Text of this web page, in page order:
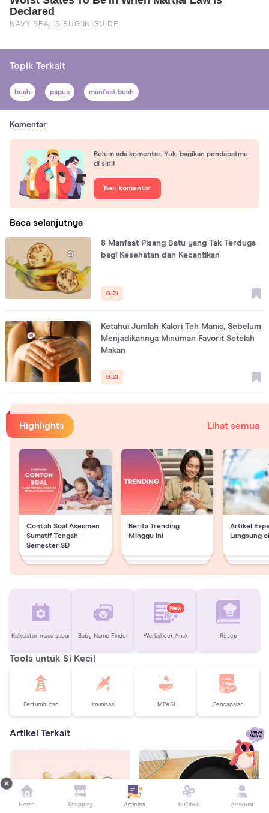
Topik Terkait
buah papua manfaat buah
Komentar
Belum ada komentar. Yuk, bagikan pendapatmu
di sini!
Beri komentar
Baca selanjutnya
8 Manfaat Pisang Batu yang Tak Terduga
bagi Kesehatan dan Kecantikan
GIZI
Ketahui Jumlah Kalori Teh Manis, Sebelum
Menjadikannya Minuman Favorit Setelah
Makan
GIZI
Highlights Lihat semua
Contoh Soal Asesmen
Sumatif Tengah
Semester SD
Berita Trending
Minggu Ini
Artikel
Langsung
Kalkulator masa subur Baby Name Finder
New
Worksheet Anak Resep
Tools untuk Si Kecil
Pertumbuhan Imunisasi MPASI Pencapaian
Artikel Terkait
Home Shopping Articles IbuSibuk Account